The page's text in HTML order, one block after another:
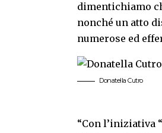
dimentichiamo
nonché un atto
numerose ed
Donatella Cutro
“Con l’iniziativa